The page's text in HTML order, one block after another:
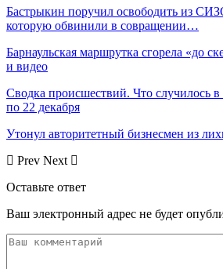
Бастрыкин поручил освободить из
которую обвинили в совращении…
Барнаульская маршрутка сгорела «до
и видео
Сводка происшествий. Что случилось
по 22 декабря
Утонул авторитетный бизнесмен из
Prev Next
Оставьте ответ
Ваш электронный адрес не будет